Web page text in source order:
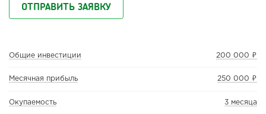
ОТПРАВИТЬ ЗАЯВКУ
Общие инвестиции 200 000 ₽
Месячная прибыль 250 000 ₽
Окупаемость 3 месяца